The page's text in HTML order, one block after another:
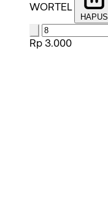
WORTEL
HAPUS
Rp 3.000